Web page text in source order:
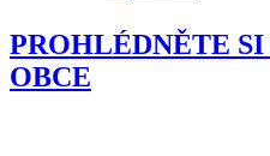
PROHLÉDNĚTE
OBCE